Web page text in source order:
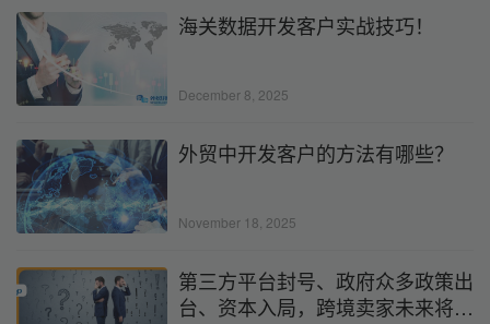
海关数据开发客户实战技巧！
December 8, 2025
外贸中开发客户的方法有哪些？
November 18, 2025
第三方平台封号、政府众多政策出
台、资本入局，跨境卖家未来将走